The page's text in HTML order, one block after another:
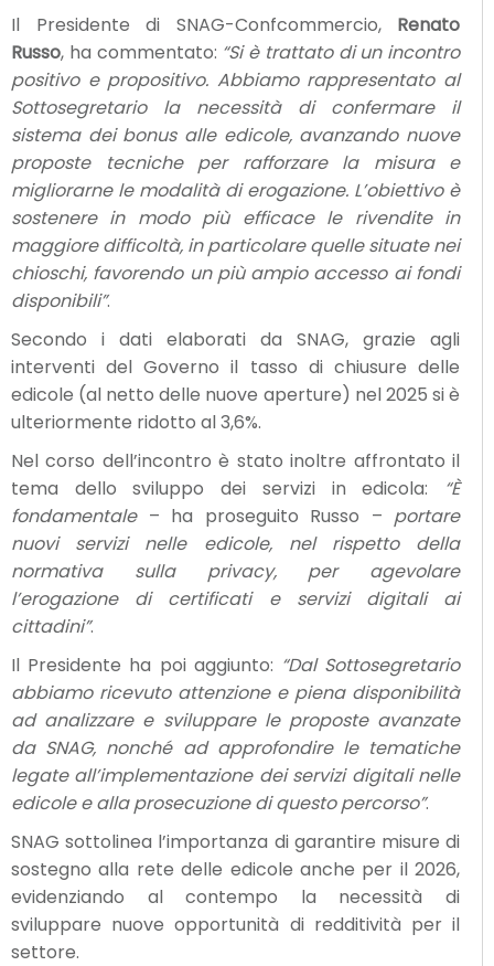
Il Presidente di SNAG-Confcommercio, Renato
Russo, ha commentato: “Si è trattato di un incontro
positivo e propositivo. Abbiamo rappresentato al
Sottosegretario la necessità di confermare il
sistema dei bonus alle edicole, avanzando nuove
proposte tecniche per rafforzare la misura e
migliorarne le modalità di erogazione. L’obiettivo è
sostenere in modo più efficace le rivendite in
maggiore difficoltà, in particolare quelle situate nei
chioschi, favorendo un più ampio accesso ai fondi
disponibili”.
Secondo i dati elaborati da SNAG, grazie agli
interventi del Governo il tasso di chiusure delle
edicole (al netto delle nuove aperture) nel 2025 si è
ulteriormente ridotto al 3,6%.
Nel corso dell’incontro è stato inoltre affrontato il
tema dello sviluppo dei servizi in edicola: “È
fondamentale – ha proseguito Russo – portare
nuovi servizi nelle edicole, nel rispetto della
normativa sulla privacy, per agevolare
l’erogazione di certificati e servizi digitali ai
cittadini”.
Il Presidente ha poi aggiunto: “Dal Sottosegretario
abbiamo ricevuto attenzione e piena disponibilità
ad analizzare e sviluppare le proposte avanzate
da SNAG, nonché ad approfondire le tematiche
legate all’implementazione dei servizi digitali nelle
edicole e alla prosecuzione di questo percorso”.
SNAG sottolinea l’importanza di garantire misure di
sostegno alla rete delle edicole anche per il 2026,
evidenziando al contempo la necessità di
sviluppare nuove opportunità di redditività per il
settore.